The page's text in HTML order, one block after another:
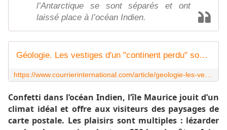
l’Antarctique se sont séparés et ont
laissé place à l’océan Indien.
Géologie. Les vestiges d'un "continent perdu" sous l'île Maurice
Confetti dans l’océan Indien, l’île Maurice jouit d’un
climat idéal et offre aux visiteurs des paysages de
carte postale. Les plaisirs sont multiples : lézarder